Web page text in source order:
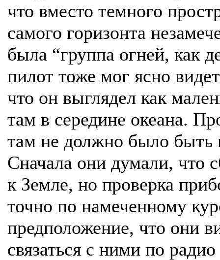
что вместо темного
самого горизонта
была “группа огней, как
пилот тоже мог ясно
что он выглядел как
там в середине океана.
там не должно было быть
Сначала они думали, что
к Земле, но проверка
точно по намеченному
предположение, что они
связаться с ними по